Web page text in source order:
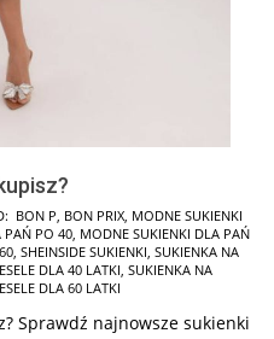
BON P, BON PRIX, MODNE SUKIENKI
PAŃ PO 40, MODNE SUKIENKI DLA PAŃ
, SHEINSIDE SUKIENKI, SUKIENKA NA
DLA 40 LATKI, SUKIENKA NA
DLA 60 LATKI
Sprawdź najnowsze sukienki